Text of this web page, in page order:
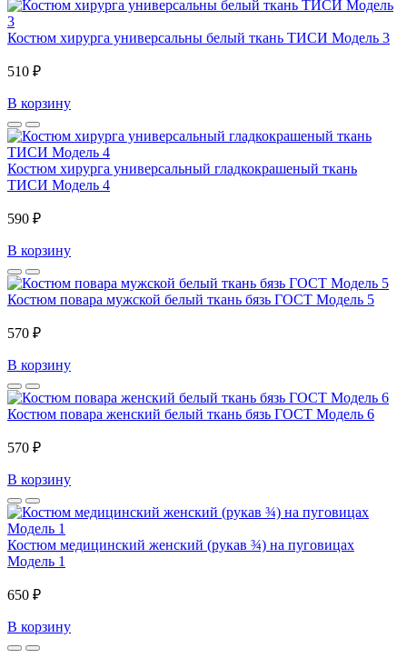
Костюм хирурга универсальны белый ткань ТИСИ Модель 3
510 ₽
В корзину
Костюм хирурга универсальный гладкокрашеный ткань
ТИСИ Модель 4
590 ₽
В корзину
Костюм повара мужской белый ткань бязь ГОСТ Модель 5
570 ₽
В корзину
Костюм повара женский белый ткань бязь ГОСТ Модель 6
570 ₽
В корзину
Костюм медицинский женский (рукав ¾) на пуговицах
Модель 1
650 ₽
В корзину